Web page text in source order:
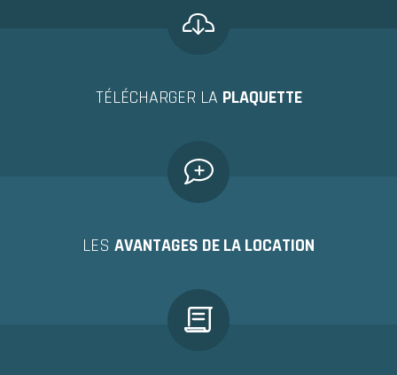
TÉLÉCHARGER LA PLAQUETTE
LES AVANTAGES DE LA LOCATION